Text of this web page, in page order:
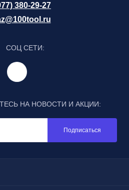
380-29-27
СОЦ СЕТИ:
НА НОВОСТИ И АКЦИИ:
Подписаться